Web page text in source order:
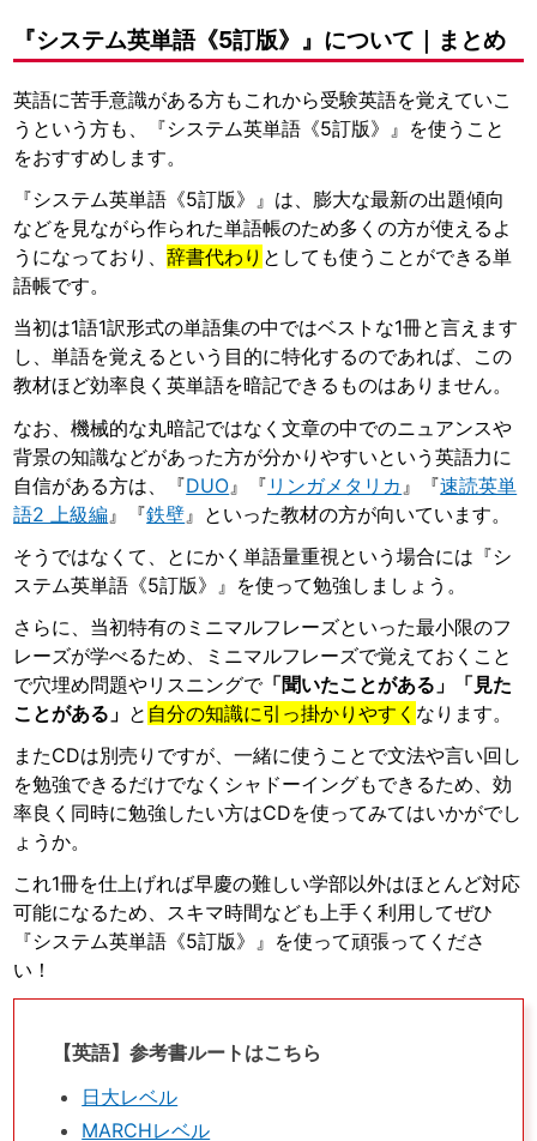
『システム英単語《5訂版》』について｜まとめ
英語に苦手意識がある方もこれから受験英語を覚えていこ
うという方も、『システム英単語《5訂版》』を使うこと
をおすすめします。
『システム英単語《5訂版》』は、膨大な最新の出題傾向
などを見ながら作られた単語帳のため多くの方が使えるよ
うになっており、辞書代わり としても使うことができる単
語帳です。
当初は1語1訳形式の単語集の中ではベストな1冊と言えます
し、単語を覚えるという目的に特化するのであれば、この
教材ほど効率良く英単語を暗記できるものはありません。
なお、機械的な丸暗記ではなく文章の中でのニュアンスや
背景の知識などがあった方が分かりやすいという英語力に
自信がある方は、『DUO 』『 リンガメタリカ 』『速読英単
語2 上級編 』『鉄壁 』といった教材の方が向いています。
そうではなくて、とにかく単語量重視という場合には『シ
ステム英単語《5訂版》』を使って勉強しましょう。
さらに、当初特有のミニマルフレーズといった最小限のフ
レーズが学べるため、ミニマルフレーズで覚えておくこと
で穴埋め問題やリスニングで「聞いたことがある」「見た
ことがある」 と 自分の知識に引っ掛かりやすく なります。
またCDは別売りですが、一緒に使うことで文法や言い回し
を勉強できるだけでなくシャドーイングもできるため、効
率良く同時に勉強したい方はCDを使ってみてはいかがでし
ょうか。
これ1冊を仕上げれば早慶の難しい学部以外はほとんど対応
可能になるため、スキマ時間なども上手く利用してぜひ
『システム英単語《5訂版》』を使って頑張ってくださ
い！
【英語】参考書ルートはこちら
日大レベル
MARCHレベル